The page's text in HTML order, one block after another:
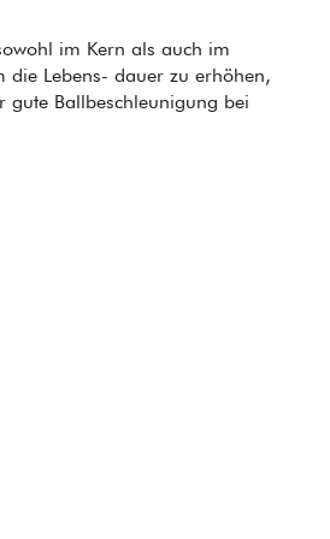
im Kern als auch im
die Lebens- dauer zu erhöhen,
gute Ballbeschleunigung bei